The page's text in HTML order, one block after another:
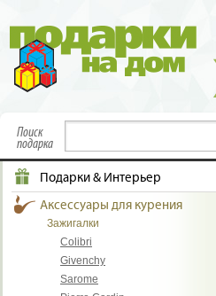
Поиск
подарка
Подарки & Интерьер
Аксессуары для курения
Зажигалки
Colibri
Givenchy
Sarome